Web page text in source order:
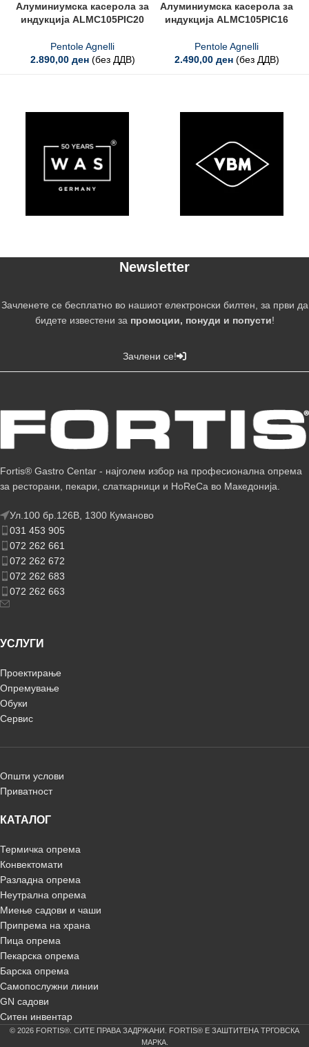
Алуминиумска касерола за
индукција ALMC105PIC20
Pentole Agnelli
2.890,00 ден (без ДДВ)
Алуминиумска касерола за
индукција ALMC105PIC16
Pentole Agnelli
2.490,00 ден (без ДДВ)
Newsletter
Зачленете се бесплатно во нашиот електронски билтен, за први да
бидете известени за промоции, понуди и попусти!
Зачлени се!
Fortis® Gastro Centar - најголем избор на професионална опрема
за ресторани, пекари, слаткарници и HoReCa во Македонија.
Ул.100 бр.126В, 1300 Куманово
031 453 905
072 262 661
072 262 672
072 262 683
072 262 663
УСЛУГИ
Проектирање
Опремување
Обуки
Сервис
Општи услови
Приватност
КАТАЛОГ
Термичка опрема
Конвектомати
Разладна опрема
Неутрална опрема
Миење садови и чаши
Припрема на храна
Пица опрема
Пекарска опрема
Барска опрема
Самопослужни линии
GN садови
Ситен инвентар
© 2026 FORTIS®. СИТЕ ПРАВА ЗАДРЖАНИ. FORTIS® Е ЗАШТИТЕНА ТРГОВСКА
МАРКА.